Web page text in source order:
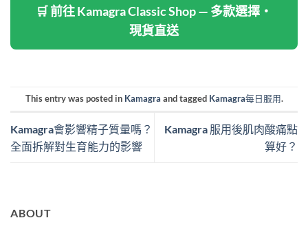
🛒 前往 Kamagra Classic Shop — 多款選擇・
現貨直送
This entry was posted in Kamagra and tagged Kamagra每日服用.
Kamagra會影響精子質量嗎？
全面拆解對生育能力的影響
Kamagra 服用後肌肉酸痛點
算好？
ABOUT